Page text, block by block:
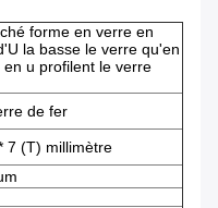
forme en verre en
la basse le verre qu'en
u profilent le verre
de fer
7 (T) millimètre